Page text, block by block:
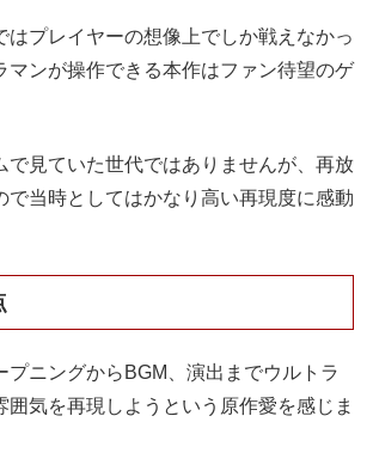
はプレイヤーの想像上でしか戦えなかっ
マンが操作できる本作はファン待望のゲ
で見ていた世代ではありませんが、再放
で当時としてはかなり高い再現度に感動
プニングからBGM、演出までウルトラ
囲気を再現しようという原作愛を感じま